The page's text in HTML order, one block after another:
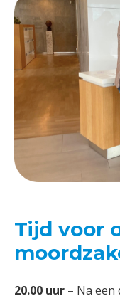
Tijd voor
20.00 uur – Na een